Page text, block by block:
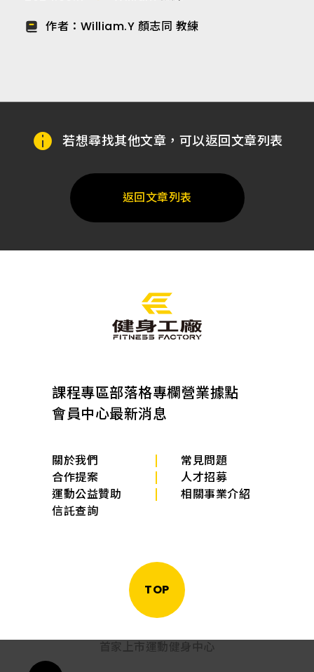
作者： William.Y 顏志同 教練
若想尋找其他文章，可以返回文章列表
返回文章列表
課程專區部落格專欄營業據點
會員中心最新消息
關於我們
常見問題
合作提案
人才招募
運動公益贊助
相關事業介紹
信託查詢
TOP
首家上市運動健身中心